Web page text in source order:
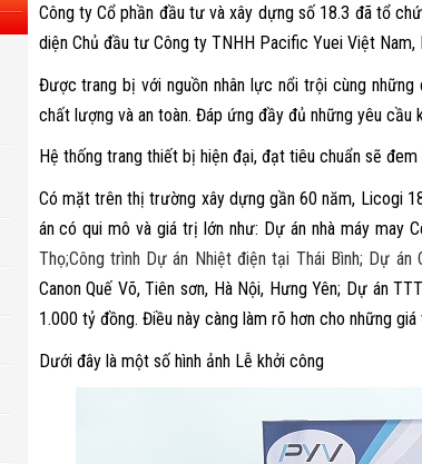
Công ty Cổ phần đầu tư và xây dựng số 18.3 đã tổ
diện Chủ đầu tư Công ty TNHH Pacific Yuei Việt
Được trang bị với nguồn nhân lực nổi trội cùng
chất lượng và an toàn. Đáp ứng đầy đủ những yêu cầu
Hệ thống trang thiết bị hiện đại, đạt tiêu chuẩn sẽ
Có mặt trên thị trường xây dựng gần 60 năm, Licogi
án có qui mô và giá trị lớn như: Dự án nhà máy may
Thọ;Công trình Dự án Nhiệt điện tại Thái Bình; Dự án
Canon Quế Võ, Tiên sơn, Hà Nội, Hưng Yên; Dự án
1.000 tỷ đồng. Điều này càng làm rõ hơn cho những
Dưới đây là một số hình ảnh Lễ khởi công